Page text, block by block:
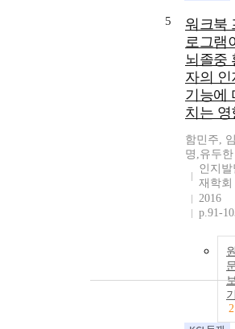
5
워크북
로그램
뇌졸중
자의 인
기능에
치는 영
함민주,
명,유두한
인지
재학회
2016
p.91-
2